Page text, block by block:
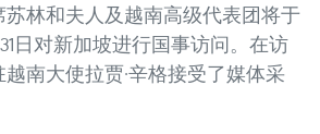
林和夫人及越南高级代表团将于
日对新加坡进行国事访问。在访
南大使拉贾·辛格接受了媒体采